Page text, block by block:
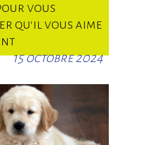
vous
qu'il vous aime
15 octobre 2024